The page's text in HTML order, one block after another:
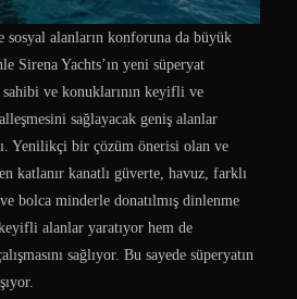
sosyal alanların konforuna da büyük
Sirena Yachts’ın yeni süperyat
ve konuklarının keyifli ve
sağlayacak geniş alanlar
Yenilikçi bir çözüm önerisi olan ve
katlanır kanatlı güverte, havuz, farklı
bolca minderle donatılmış dinlenme
alanlar yaratıyor hem de
sağlıyor. Bu sayede süperyatın